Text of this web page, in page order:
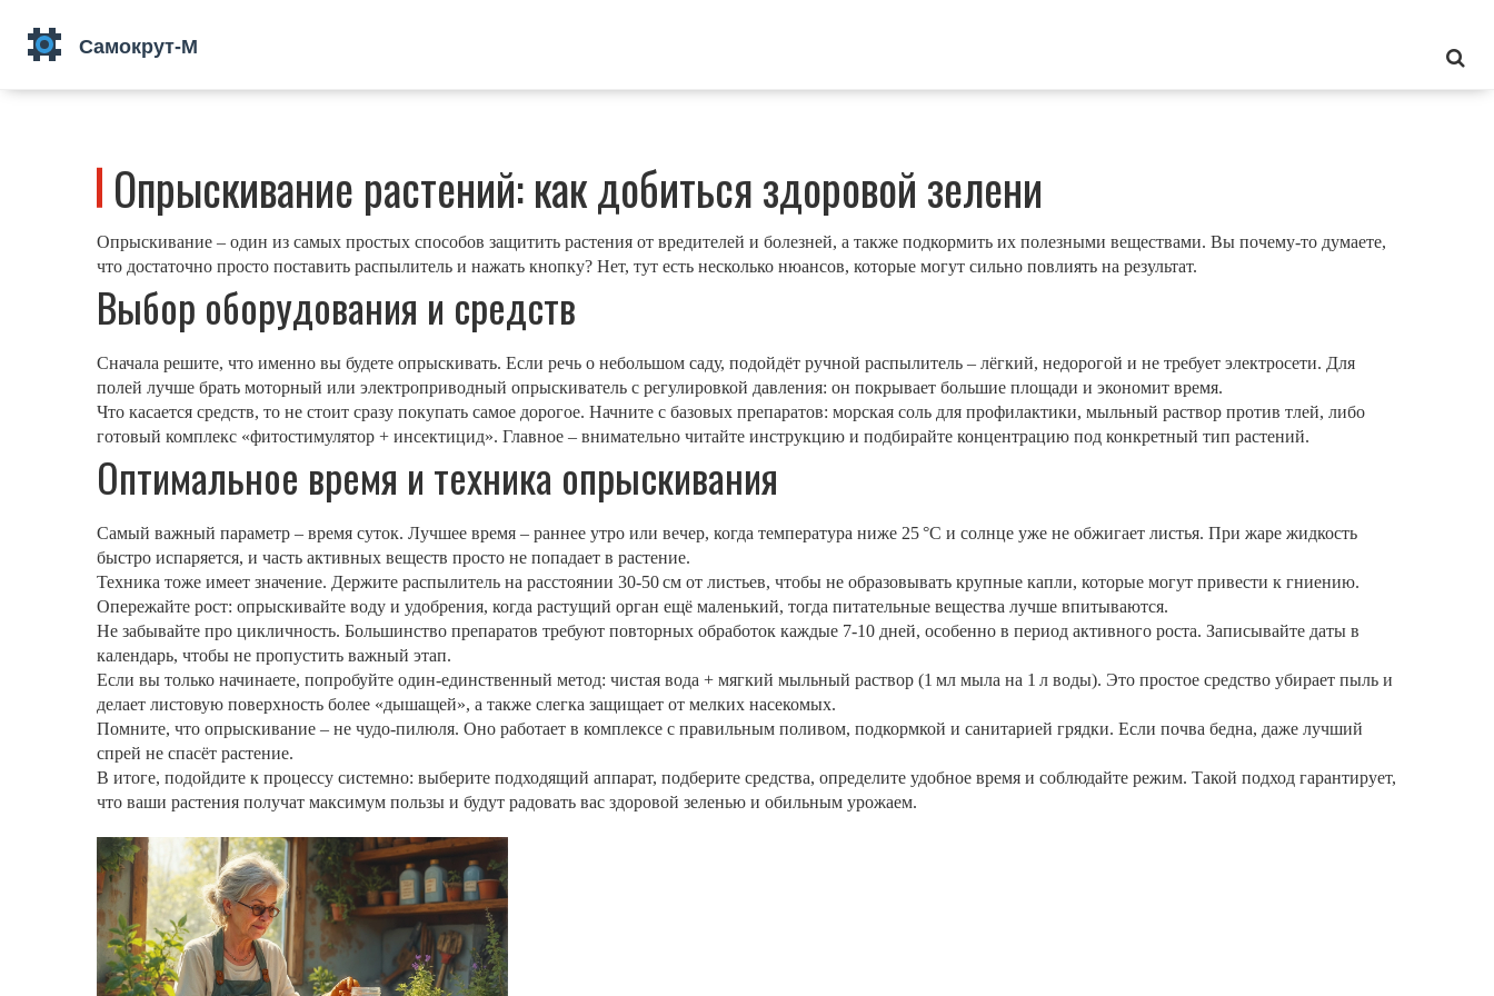
Опрыскивание растений: как добиться здоровой зелени
Опрыскивание – один из самых простых способов защитить растения от вредителей и болезней, а также подкормить их полезными веществами. Вы почему‑то думаете,
что достаточно просто поставить распылитель и нажать кнопку? Нет, тут есть несколько нюансов, которые могут сильно повлиять на результат.
Выбор оборудования и средств
Сначала решите, что именно вы будете опрыскивать. Если речь о небольшом саду, подойдёт ручной распылитель – лёгкий, недорогой и не требует электросети. Для
полей лучше брать моторный или электроприводный опрыскиватель с регулировкой давления: он покрывает большие площади и экономит время.
Что касается средств, то не стоит сразу покупать самое дорогое. Начните с базовых препаратов: морская соль для профилактики, мыльный раствор против тлей, либо
готовый комплекс «фитостимулятор + инсектицид». Главное – внимательно читайте инструкцию и подбирайте концентрацию под конкретный тип растений.
Оптимальное время и техника опрыскивания
Самый важный параметр – время суток. Лучшее время – раннее утро или вечер, когда температура ниже 25 °C и солнце уже не обжигает листья. При жаре жидкость
быстро испаряется, и часть активных веществ просто не попадает в растение.
Техника тоже имеет значение. Держите распылитель на расстоянии 30‑50 см от листьев, чтобы не образовывать крупные капли, которые могут привести к гниению.
Опережайте рост: опрыскивайте воду и удобрения, когда растущий орган ещё маленький, тогда питательные вещества лучше впитываются.
Не забывайте про цикличность. Большинство препаратов требуют повторных обработок каждые 7‑10 дней, особенно в период активного роста. Записывайте даты в
календарь, чтобы не пропустить важный этап.
Если вы только начинаете, попробуйте один‑единственный метод: чистая вода + мягкий мыльный раствор (1 мл мыла на 1 л воды). Это простое средство убирает пыль и
делает листовую поверхность более «дышащей», а также слегка защищает от мелких насекомых.
Помните, что опрыскивание – не чудо‑пилюля. Оно работает в комплексе с правильным поливом, подкормкой и санитарией грядки. Если почва бедна, даже лучший
спрей не спасёт растение.
В итоге, подойдите к процессу системно: выберите подходящий аппарат, подберите средства, определите удобное время и соблюдайте режим. Такой подход гарантирует,
что ваши растения получат максимум пользы и будут радовать вас здоровой зеленью и обильным урожаем.